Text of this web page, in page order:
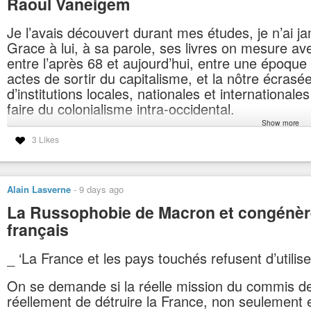
Je l’avais découvert durant mes études, je n’ai
Grace à lui, à sa parole, ses livres on mesure
entre l’après 68 et aujourd’hui, entre une
actes de sortir du capitalisme, et la nôtre
d’institutions locales, nationales et
faire du colonialisme intra-occidental.
#actu #vaneigem #colonialismeinterieur #presentetouffé #imperialisme
#financefasciste
https://contre-attaque.net/2026/07/30/raoul-vaneigem-hommage-a-un-
Raoul Vaneigem : hommage à un irréductible amoureux de la vie
Le penseur et militant Raoul Vaneigem nous quitte comme il a vécu :
Show more
3 Likes
Alain Lasverne - 9 days ago
La Russophobie de Macron et
français
_ ‘La France et les pays touchés refusent
On se demande si la réelle mission du commis
réellement de détruire la France, non seulement